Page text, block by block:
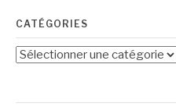
CATÉGORIES
Catégories